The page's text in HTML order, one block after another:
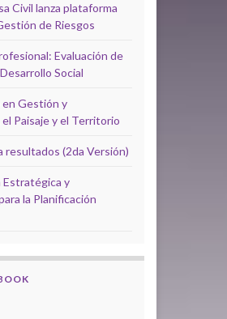
Civil lanza plataforma
de Riesgos
Evaluación de
Social
Gestión y
Paisaje y el Territorio
(2da Versión)
Estratégica y
la Planificación